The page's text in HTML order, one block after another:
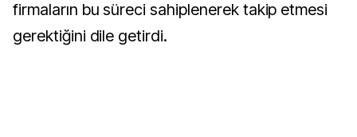
firmaların bu süreci sahiplenerek takip etmesi
gerektiğini dile getirdi.